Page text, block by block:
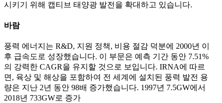
시키기 위해 캡티브 태양광 발전을 확대하고 있습니다.
바람
풍력 에너지는 R&D, 지원 정책, 비용 절감 덕분에 2000년 이
후 급속도로 성장했습니다. 이 부문은 예측 기간 동안 7.51%
의 강력한 CAGR을 유지할 것으로 보입니다. IRNA에 따르
면, 육상 및 해상을 포함하여 전 세계에 설치된 풍력 발전 용
량은 지난 2년 동안 98배 증가했습니다. 1997년 7.5GW에서
2018년 733GW로 증가